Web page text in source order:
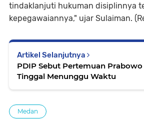
tindaklanjuti hukuman disiplinnya
kepegawaiannya," ujar Sulaiman.
Artikel Selanjutnya
PDIP Sebut Pertemuan
Tinggal Menunggu Waktu
Medan